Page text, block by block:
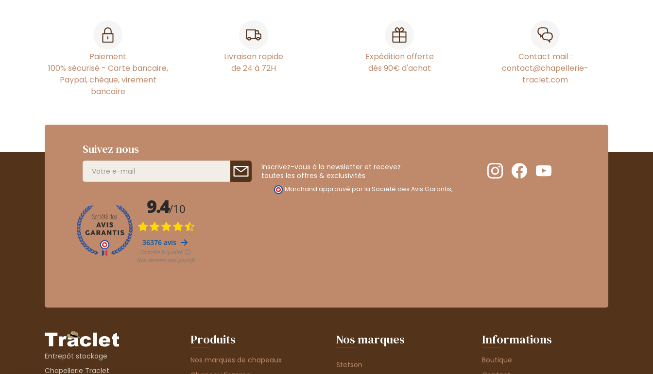
Paiement
100% sécurisé - Carte bancaire,
Paypal, chèque, virement
bancaire
Livraison rapide
de 24 à 72H
Expédition offerte
dès 90€ d'achat
Contact mail :
contact@chapellerie-
traclet.com
Suivez nous
Inscrivez-vous à la newsletter et recevez
toutes les offres & exclusivités
Marchand approuvé par la Société des Avis Garantis, .
Entrepôt stockage
Chapellerie Traclet
Produits
Nos marques de chapeaux
Nos marques
Stetson
Informations
Boutique